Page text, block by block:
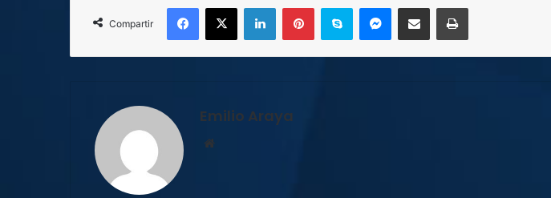
Compartir
Facebook
X LinkedInPinterestSkype MessengerCompartir por correo electrónicoImprimir
Emilio Araya